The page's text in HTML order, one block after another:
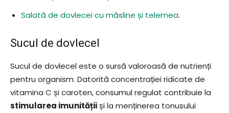
Salată de dovlecei cu măsline și telemea.
Sucul de dovlecel
Sucul de dovlecel este o sursă valoroasă de nutrienți
pentru organism. Datorită concentrației ridicate de
vitamina C și caroten, consumul regulat contribuie la
stimularea imunitățiiși la menținerea tonusului